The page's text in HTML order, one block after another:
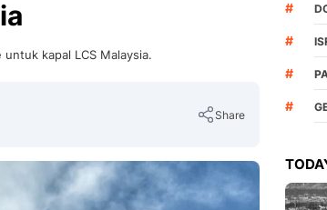
kapal LCS Malaysia.
Share
#
#
#
#